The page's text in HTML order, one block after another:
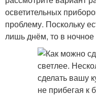
осветительных
проблему. Поскольку
лишь днём, то в